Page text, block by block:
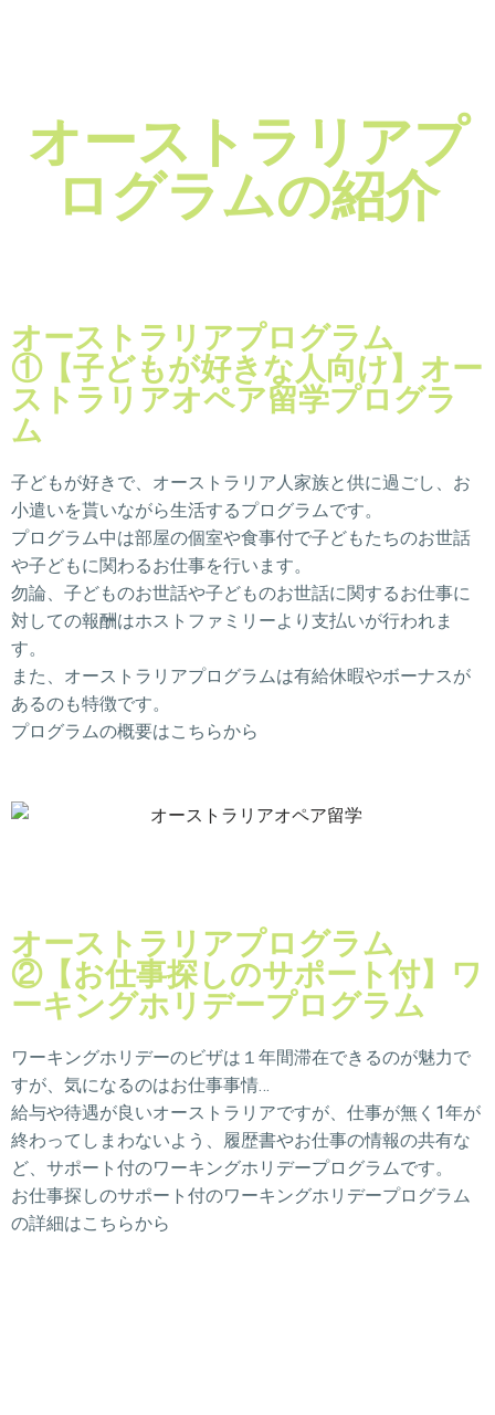
オーストラリアプ
ログラムの紹介
オーストラリアプログラム
①【子どもが好きな人向け】オー
ストラリアオペア留学プログラ
ム
子どもが好きで、オーストラリア人家族と供に過ごし、お
小遣いを貰いながら生活するプログラムです。
プログラム中は部屋の個室や食事付で子どもたちのお世話
や子どもに関わるお仕事を行います。
勿論、子どものお世話や子どものお世話に関するお仕事に
対しての報酬はホストファミリーより支払いが行われま
す。
また、オーストラリアプログラムは有給休暇やボーナスが
あるのも特徴です。
プログラムの概要はこちらから
オーストラリアプログラム
②【お仕事探しのサポート付】ワ
ーキングホリデープログラム
ワーキングホリデーのビザは１年間滞在できるのが魅力で
すが、気になるのはお仕事事情…
給与や待遇が良いオーストラリアですが、仕事が無く1年が
終わってしまわないよう、履歴書やお仕事の情報の共有な
ど、サポート付のワーキングホリデープログラムです。
お仕事探しのサポート付のワーキングホリデープログラム
の詳細はこちらから